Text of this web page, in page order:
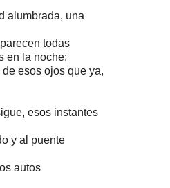
alumbrada, una
todas
en la noche;
esos ojos que ya,
esos instantes
y al puente
autos